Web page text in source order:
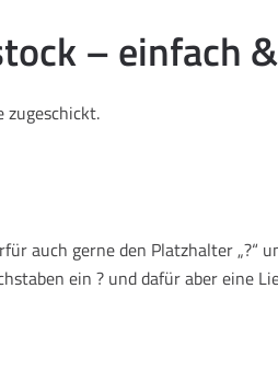
– einfach
zugeschickt.
auch gerne den Platzhalter „?“
ein ? und dafür aber eine